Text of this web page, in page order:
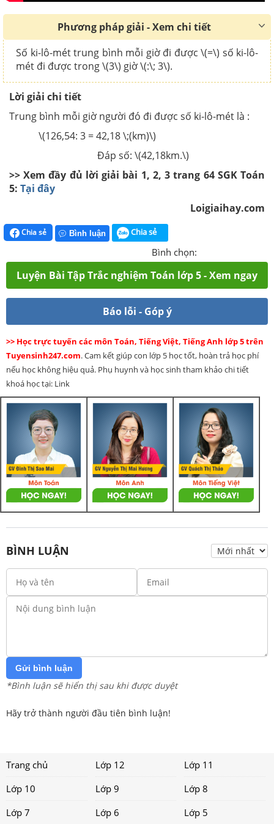
Phương pháp giải - Xem chi tiết
Số ki-lô-mét trung bình mỗi giờ đi được \(=\) số ki-lô-
mét đi được trong \(3\) giờ \(:\; 3\).
Lời giải chi tiết
Trung bình mỗi giờ người đó đi được số ki-lô-mét là :
\(126,54: 3 = 42,18 \;(km)\)
Đáp số: \(42,18km.\)
>> Xem đầy đủ lời giải bài 1, 2, 3 trang 64 SGK Toán
5: Tại đây
Loigiaihay.com
Chia sẻ Bình luận Chia sẻ
Bình chọn:
Luyện Bài Tập Trắc nghiệm Toán lớp 5 - Xem ngay
Báo lỗi - Góp ý
>> Học trực tuyến các môn Toán, Tiếng Việt, Tiếng Anh lớp 5 trên
Tuyensinh247.com. Cam kết giúp con lớp 5 học tốt, hoàn trả học phí
nếu học không hiệu quả. Phụ huynh và học sinh tham khảo chi tiết
khoá học tại: Link
BÌNH LUẬN
Gửi bình luận
*Bình luận sẽ hiển thị sau khi được duyệt
Hãy trở thành người đầu tiên bình luận!
Trang chủ Lớp 12
Lớp 11
Lớp 10
Lớp 9
Lớp 8
Lớp 7
Lớp 6 Lớp 5